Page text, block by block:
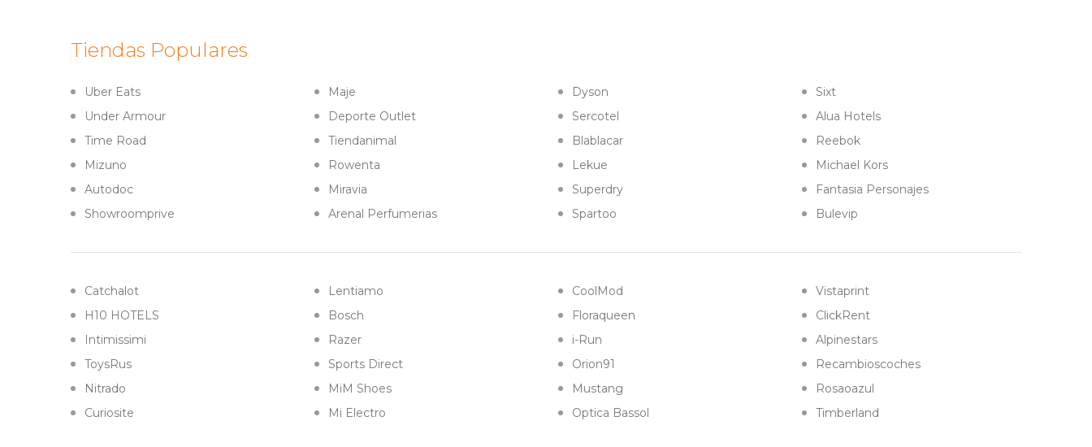
Tiendas Populares
Uber Eats
Under Armour
Time Road
Mizuno
Autodoc
Showroomprive
Maje
Deporte Outlet
Tiendanimal
Rowenta
Miravia
Arenal Perfumerias
Dyson
Sercotel
Blablacar
Lekue
Superdry
Spartoo
Sixt
Alua Hotels
Reebok
Michael Kors
Fantasia Personajes
Bulevip
Catchalot
H10 HOTELS
Intimissimi
ToysRus
Nitrado
Curiosite
Lentiamo
Bosch
Razer
Sports Direct
MiM Shoes
Mi Electro
CoolMod
Floraqueen
i-Run
Orion91
Mustang
Optica Bassol
Vistaprint
ClickRent
Alpinestars
Recambioscoches
Rosaoazul
Timberland